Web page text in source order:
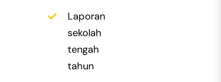
Laporan
sekolah
tengah
tahun